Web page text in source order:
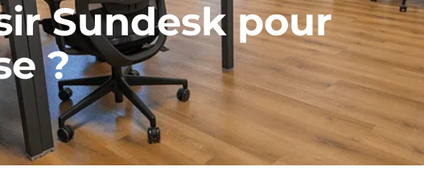
Sundesk pour
?